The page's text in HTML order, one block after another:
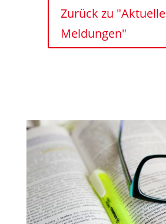
Zurück zu "Aktuelle
Meldungen"